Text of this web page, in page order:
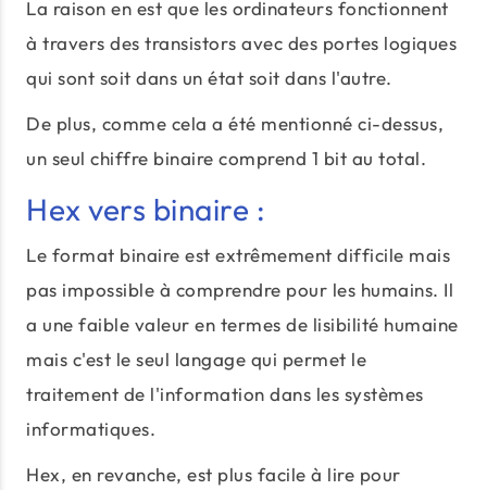
La raison en est que les ordinateurs fonctionnent
à travers des transistors avec des portes logiques
qui sont soit dans un état soit dans l'autre.
De plus, comme cela a été mentionné ci-dessus,
un seul chiffre binaire comprend 1 bit au total.
Hex vers binaire :
Le format binaire est extrêmement difficile mais
pas impossible à comprendre pour les humains. Il
a une faible valeur en termes de lisibilité humaine
mais c'est le seul langage qui permet le
traitement de l'information dans les systèmes
informatiques.
Hex, en revanche, est plus facile à lire pour